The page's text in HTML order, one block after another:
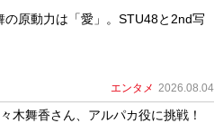
の原動力は「愛」。STU48と2nd写
エンタメ 2026.08.04
木舞香さん、アルパカ役に挑戦！